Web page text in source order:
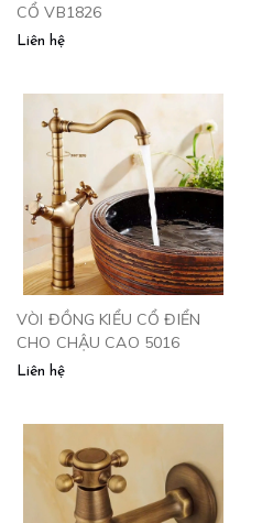
CỔ VB1826
Liên hệ
VÒI ĐỒNG KIỂU CỔ ĐIỂN
CHO CHẬU CAO 5016
Liên hệ